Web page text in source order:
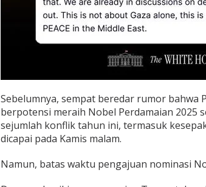
Sebelumnya, sempat beredar rumor bahwa
berpotensi meraih Nobel Perdamaian 2025
sejumlah konflik tahun ini, termasuk
dicapai pada Kamis malam.
Namun, batas waktu pengajuan nominasi